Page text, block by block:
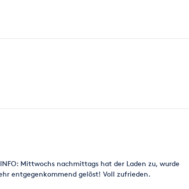
Mittwochs nachmittags hat der Laden zu, wurde
entgegenkommend gelöst! Voll zufrieden.